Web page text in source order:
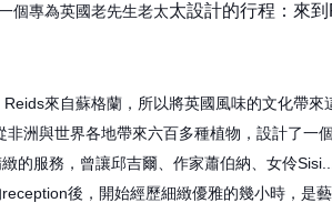
個專為英國老先生老太太設計的行程：來
來自蘇格蘭，所以將英國風味的文化帶來
非洲與世界各地帶來六百多種植物，設計了一
的服務， 曾讓邱吉爾、作家蕭伯納、女伶
reception後，開始經歷細緻優雅的幾小時，是